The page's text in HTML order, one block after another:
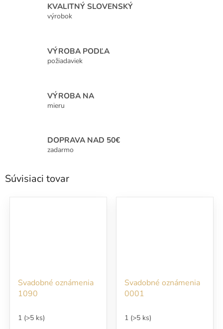
KVALITNÝ SLOVENSKÝ
výrobok
VÝROBA PODĽA
požiadaviek
VÝROBA NA
mieru
DOPRAVA NAD 50€
zadarmo
Súvisiaci tovar
Svadobné oznámenia
1090
1 (>5 ks)
Svadobné oznámenia
0001
1 (>5 ks)